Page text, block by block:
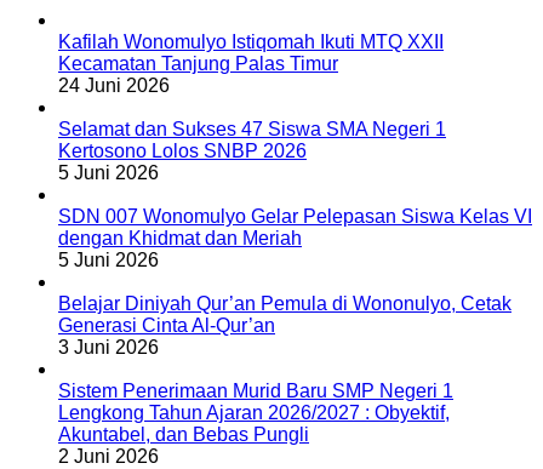
Kafilah Wonomulyo Istiqomah Ikuti MTQ XXII
Kecamatan Tanjung Palas Timur
24 Juni 2026
Selamat dan Sukses 47 Siswa SMA Negeri 1
Kertosono Lolos SNBP 2026
5 Juni 2026
SDN 007 Wonomulyo Gelar Pelepasan Siswa Kelas VI
dengan Khidmat dan Meriah
5 Juni 2026
Belajar Diniyah Qur’an Pemula di Wononulyo, Cetak
Generasi Cinta Al-Qur’an
3 Juni 2026
Sistem Penerimaan Murid Baru SMP Negeri 1
Lengkong Tahun Ajaran 2026/2027 : Obyektif,
Akuntabel, dan Bebas Pungli
2 Juni 2026